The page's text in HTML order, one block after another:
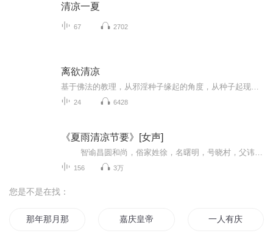
清凉一夏
67 2702
离欲清凉
24 6428
《夏雨清凉节要》[女声]
156 3万
您是不是在找：
那年那月那时节 嘉庆皇帝 一人有庆